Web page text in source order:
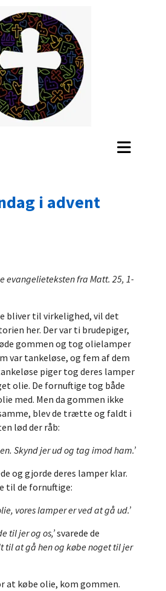
i advent
evangelieteksten fra Matt. 25, 1-
bliver til virkelighed, vil det
her. Der var ti brudepiger,
gommen og tog olielamper
var tankeløse, og fem af dem
piger tog deres lamper
olie. De fornuftige tog både
med. Men da gommen ikke
blev de trætte og faldt i
lød der råb:
Skynd jer ud og tag imod ham.’
og gjorde deres lamper klar.
til de fornuftige:
vores lamper er ved at gå ud.’
til jer og os,’svarede de
til at gå hen og købe noget til jer
at købe olie, kom gommen.